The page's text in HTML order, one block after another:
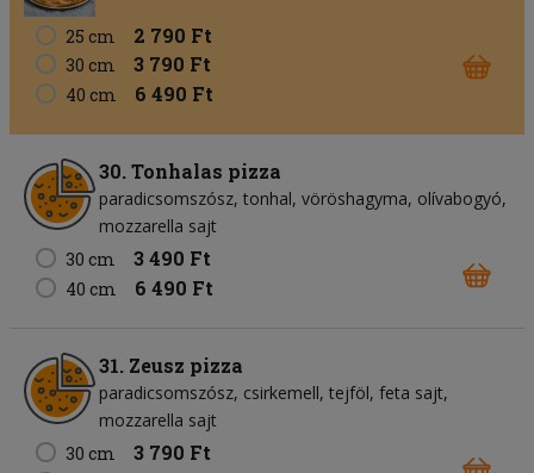
25 cm 2 790 Ft
30 cm 3 790 Ft
40 cm 6 490 Ft
30. Tonhalas pizza
paradicsomszósz tonhal vöröshagyma olívabogyó
mozzarella sajt
30 cm
3 490 Ft
40 cm 6 490 Ft
31. Zeusz pizza
paradicsomszósz csirkemell tejföl feta sajt
mozzarella sajt
30 cm
3 790 Ft